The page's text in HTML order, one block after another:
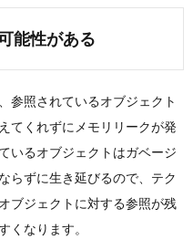
能性がある
参照されているオブジェクト
てくれずにメモリリークが発
いるオブジェクトはガベージ
らずに生き延びるので、テク
ブジェクトに対する参照が残
くなります。